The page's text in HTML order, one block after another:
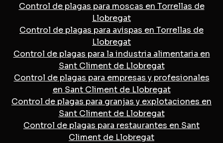
Control de plagas para moscas en Torrellas de
Llobregat
Control de plagas para avispas en Torrellas de
Llobregat
Control de plagas para la industria alimentaria en
Sant Climent de Llobregat
Control de plagas para empresas y profesionales
en Sant Climent de Llobregat
Control de plagas para granjas y explotaciones en
Sant Climent de Llobregat
Control de plagas para restaurantes en Sant
Climent de Llobregat